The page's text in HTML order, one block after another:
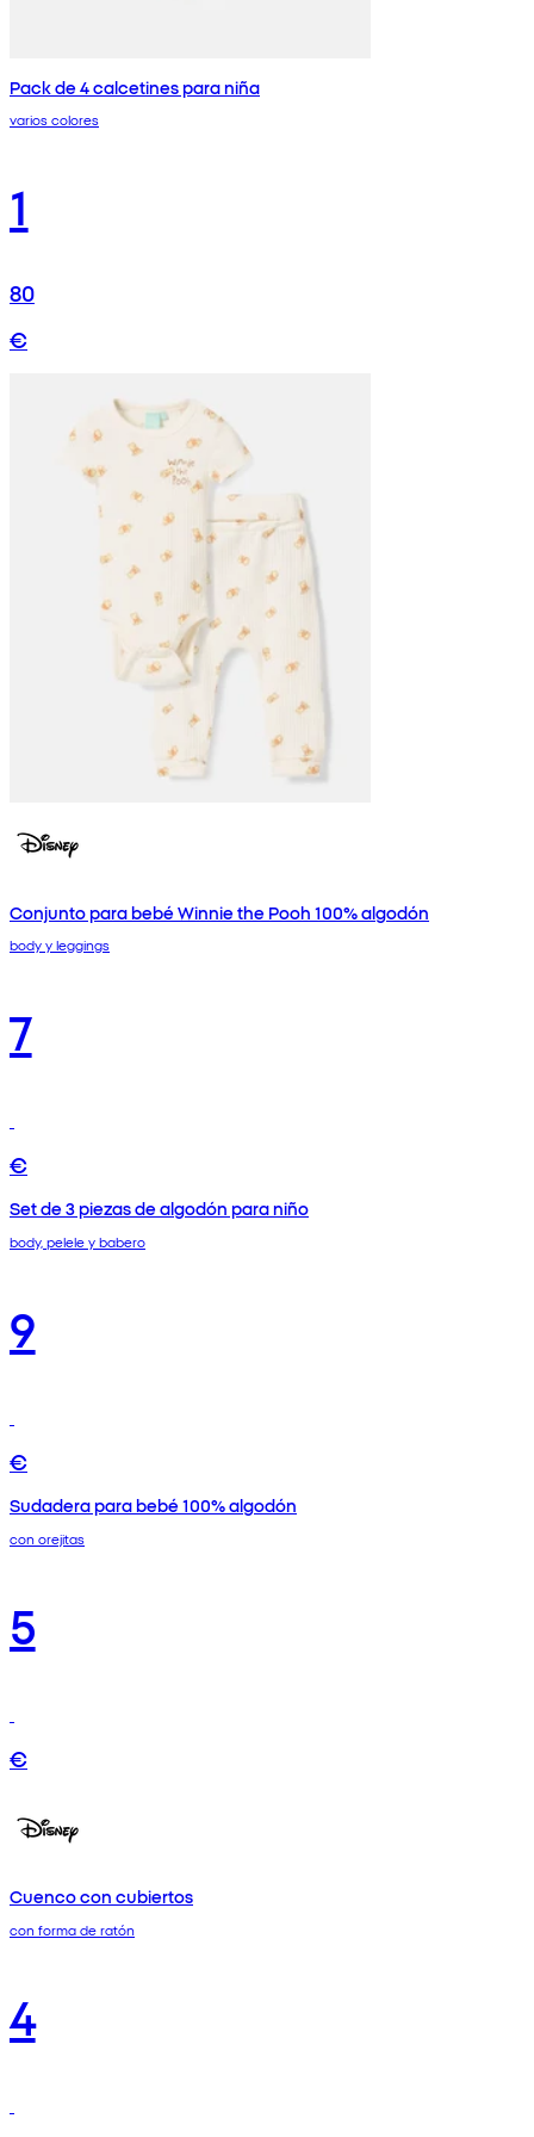
Pack de 4 calcetines para niña
varios colores
1
80
€
Conjunto para bebé Winnie the Pooh 100% algodón
body y leggings
7
€
Set de 3 piezas de algodón para niño
body, pelele y babero
9
€
Sudadera para bebé 100% algodón
con orejitas
5
€
Cuenco con cubiertos
con forma de ratón
4